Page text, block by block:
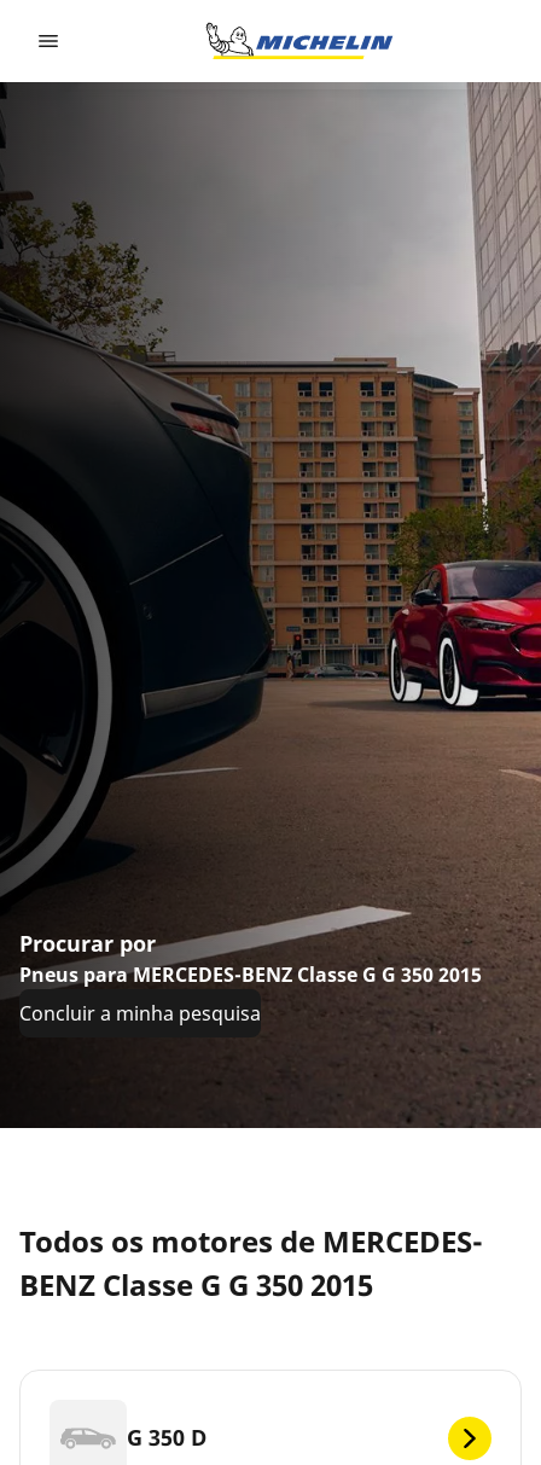
Procurar por
Pneus para MERCEDES-BENZ Classe G G 350 2015
Concluir a minha pesquisa
Todos os motores de MERCEDES-
BENZ Classe G G 350 2015
G 350 D